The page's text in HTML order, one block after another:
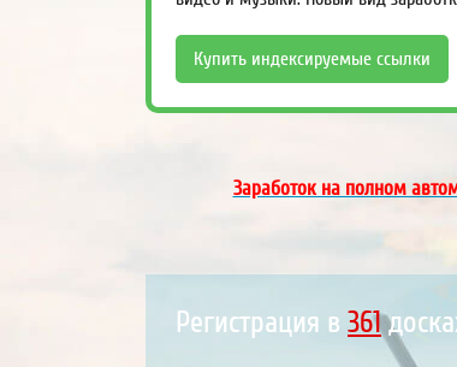
Купить индексируемые ссылки
Заработок на полном
Регистрация в 424